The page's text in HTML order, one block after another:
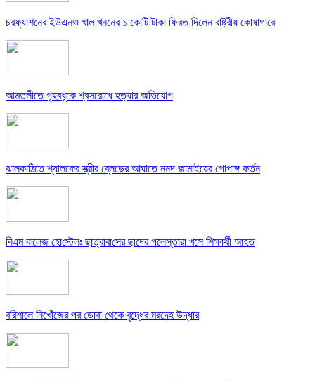
চরফ্যাশনের ইউএনও খাল খননের ১ কোটি টাকা ফিরত দিলেন রাষ্ট্রীয় কোষাগারে
আমতলীতে গৃহবধূকে শ্বসরোধে হত্যার অভিযোগ
ঝালকাঠিতে শ্যালকের স্ত্রীর ব্লেডের আঘাতে ননদ জামাইয়ের গোপাঙ্গ কর্তন
বিএম কলে‌জ হো‌স্টেলঃ ছাত্রাবা‌সের ছাদের পলেস্তারা খসে শিক্ষার্থী আহত
বরিশালে নিখোঁজের পর ডোবা থেকে বৃদ্ধের মরদেহ উদ্ধার